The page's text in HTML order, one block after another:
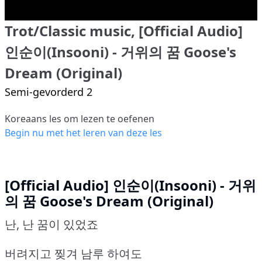
Trot/Classic music, [Official Audio]
인순이(Insooni) - 거위의 꿈 Goose's
Dream (Original)
Semi-gevorderd 2
Koreaans les om lezen te oefenen
Begin nu met het leren van deze les
[Official Audio] 인순이(Insooni) - 거위
의 꿈 Goose's Dream (Original)
난, 난 꿈이 있었죠
버려지고 찢겨 남루 하여도